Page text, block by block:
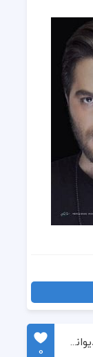
دانلود آهنگ جدید پرواز همای بنام دیوانه تر شدم
0